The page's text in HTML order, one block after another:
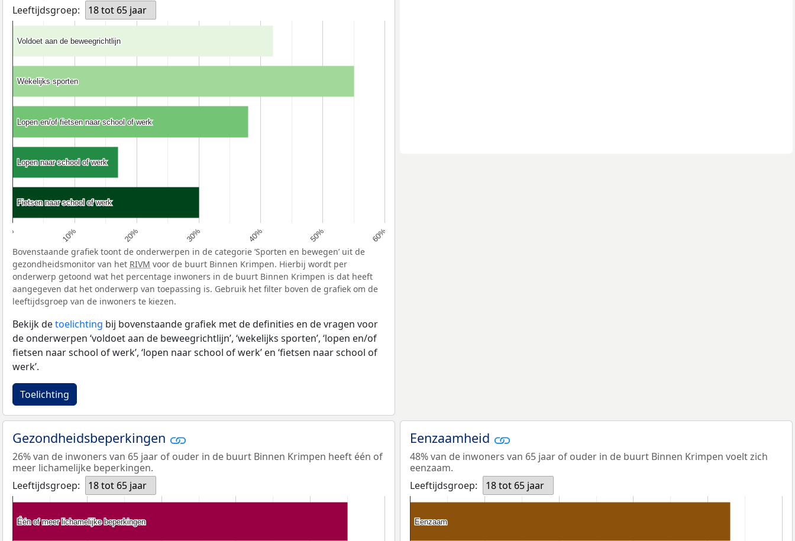
Leeftijdsgroep:
18 tot 65 jaar
0% 10% 20% 30% 40% 50% 60%
Voldoet aan de beweegrichtlijn
Voldoet aan de beweegrichtlijn
Wekelijks sporten
Wekelijks sporten
Lopen en/of fietsen naar school of werk
Lopen en/of fietsen naar school of werk
Lopen naar school of werk
Lopen naar school of werk
Fietsen naar school of werk
Fietsen naar school of werk
Bovenstaande grafiek toont de onderwerpen in de categorie ‘Sporten en bewegen’ uit de
gezondheidsmonitor van het RIVM voor de buurt Binnen Krimpen. Hierbij wordt per
onderwerp getoond wat het percentage inwoners in de buurt Binnen Krimpen is dat heeft
aangegeven dat het onderwerp van toepassing is. Gebruik het filter boven de grafiek om de
leeftijdsgroep van de inwoners te kiezen.
Bekijk detoelichting bij bovenstaande grafiek met de definities en de vragen voor
de onderwerpen ‘voldoet aan de beweegrichtlijn’, ‘wekelijks sporten’, ‘lopen en/of
fietsen naar school of werk’, ‘lopen naar school of werk’ en ‘fietsen naar school of
werk’.
Toelichting
Gezondheidsbeperkingen
26% van de inwoners van 65 jaar of ouder in de buurt Binnen Krimpen heeft één of
meer lichamelijke beperkingen.
Leeftijdsgroep:
18 tot 65 jaar
Één of meer lichamelijke beperkingen
Één of meer lichamelijke beperkingen
Eenzaamheid
48% van de inwoners van 65 jaar of ouder in de buurt Binnen Krimpen voelt zich
eenzaam.
Leeftijdsgroep:
18 tot 65 jaar
Eenzaam
Eenzaam